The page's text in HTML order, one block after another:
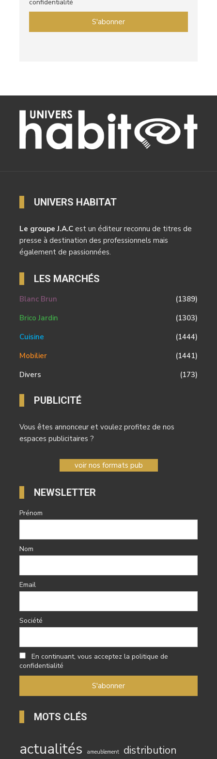
confidentialité
UNIVERS HABITAT
Le groupe J.A.C est un éditeur reconnu de titres de
presse à destination des professionnels mais
également de passionnées.
LES MARCHÉS
Blanc Brun
(1389)
Brico Jardin
(1303)
Cuisine
(1444)
Mobilier
(1441)
Divers
(173)
PUBLICITÉ
Vous êtes annonceur et voulez profitez de nos
espaces publicitaires ?
voir nos formats pub
NEWSLETTER
Prénom
Nom
Email
Société
En continuant, vous acceptez la politique de
confidentialité
MOTS CLÉS
actualités ameublement distribution